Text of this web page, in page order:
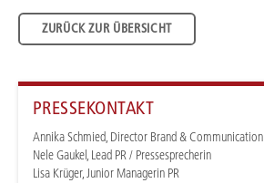
ZURÜCK ZUR ÜBERSICHT
PRESSEKONTAKT
Annika Schmied, Director Brand & Communication
Nele Gaukel, Lead PR / Pressesprecherin
Lisa Krüger, Junior Managerin PR